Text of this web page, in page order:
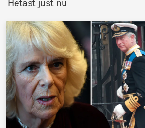
Brittiska kungahuset
Norska kungahuset
Danska kungahuset
Spanska kungahuset
Nederländska kungahuset
Belgiska kungahuset
Jordanska kungahuset
Hetast just nu